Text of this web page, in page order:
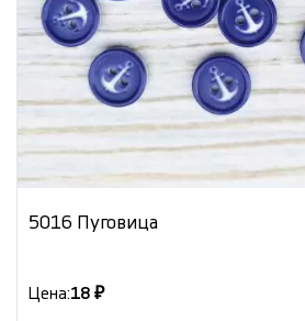
5016 Пуговица
Цена:18 ₽